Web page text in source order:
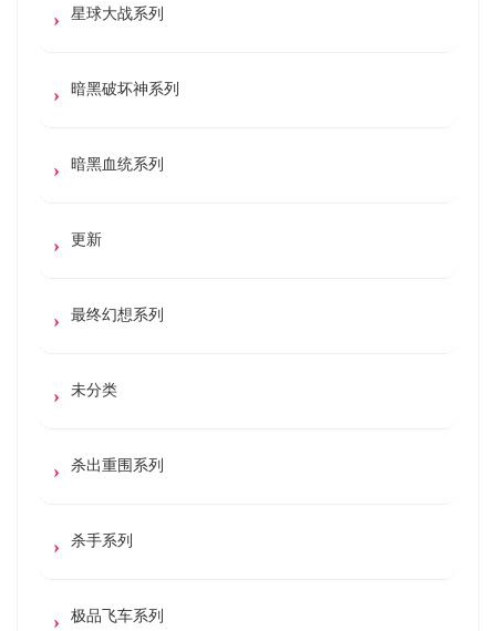
星球大战系列
暗黑破坏神系列
暗黑血统系列
更新
最终幻想系列
未分类
杀出重围系列
杀手系列
极品飞车系列